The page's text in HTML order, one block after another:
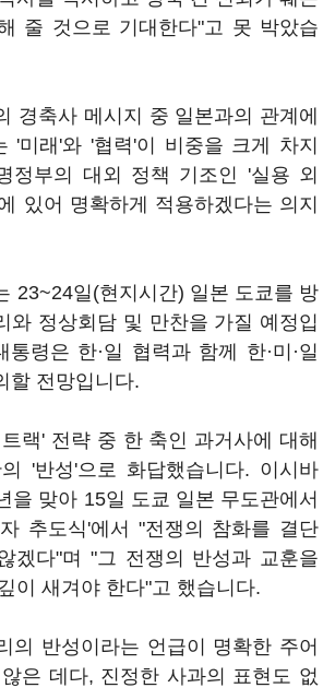
줄 것으로 기대한다"고 못 박았습
경축사 메시지 중 일본과의 관계에
'미래'와 '협력'이 비중을 크게 차지
정부의 대외 정책 기조인 '실용 외
있어 명확하게 적용하겠다는 의지
23~24일(현지시간) 일본 도쿄를 방
와 정상회담 및 만찬을 가질 예정입
령은 한·일 협력과 함께 한·미·일
할 전망입니다.
랙' 전략 중 한 축인 과거사에 대해
'반성'으로 화답했습니다. 이시바
을 맞아 15일 도쿄 일본 무도관에서
추도식'에서 "전쟁의 참화를 결단
겠다"며 "그 전쟁의 반성과 교훈을
이 새겨야 한다"고 했습니다.
의 반성이라는 언급이 명확한 주어
은 데다, 진정한 사과의 표현도 없